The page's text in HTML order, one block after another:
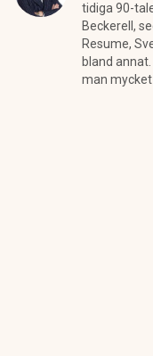
tidiga 90-
Beckerell,
Resume,
bland
man mycket